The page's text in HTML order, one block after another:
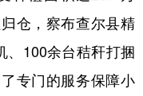
仓，察布查尔县精
、100余台秸秆打捆
专门的服务保障小